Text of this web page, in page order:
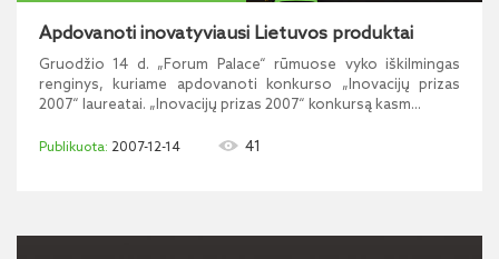
Apdovanoti inovatyviausi Lietuvos produktai
Gruodžio 14 d. „Forum Palace“ rūmuose vyko iškilmingas
renginys, kuriame apdovanoti konkurso „Inovacijų prizas
2007“ laureatai. „Inovacijų prizas 2007“ konkursą kasm...
2007-12-14 41